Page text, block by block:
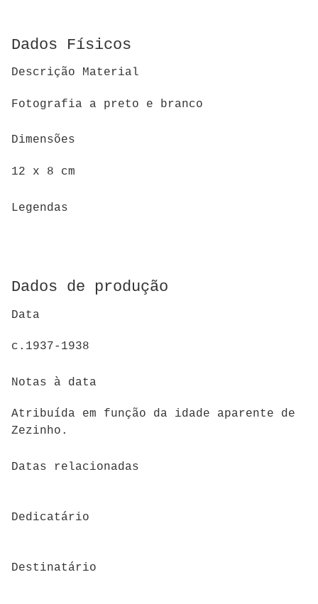
Dados Físicos
Descrição Material
Fotografia a preto e branco
Dimensões
12 x 8 cm
Legendas
Dados de produção
Data
c.1937-1938
Notas à data
Atribuída em função da idade aparente de
Zezinho.
Datas relacionadas
Dedicatário
Destinatário